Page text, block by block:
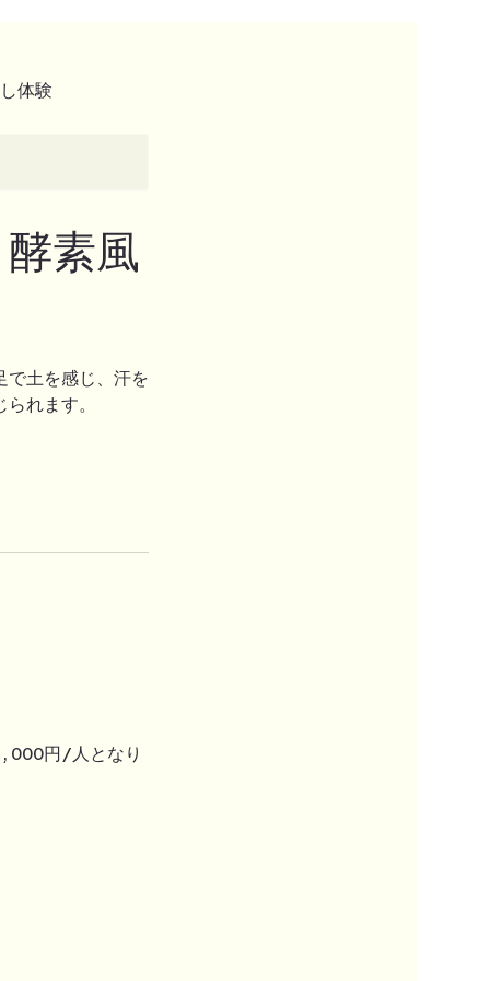
体験
素風
で土を感じ、汗を
れます。
円/人となり